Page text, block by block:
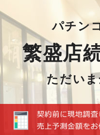
パチン
繁盛店
ただい